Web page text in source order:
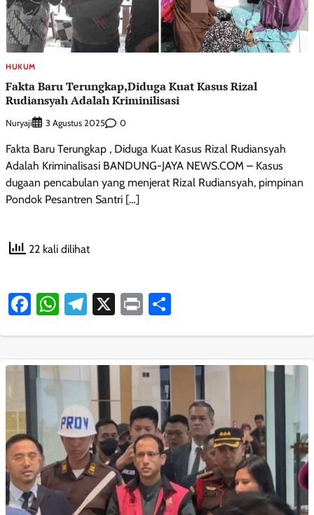
HUKUM
Fakta Baru Terungkap,Diduga Kuat Kasus Rizal
Rudiansyah Adalah Kriminilisasi
Nuryaji 3 Agustus 2025 0
Fakta Baru Terungkap , Diduga Kuat Kasus Rizal Rudiansyah
Adalah Kriminalisasi BANDUNG-JAYA NEWS.COM – Kasus
dugaan pencabulan yang menjerat Rizal Rudiansyah, pimpinan
Pondok Pesantren Santri […]
22 kali dilihat
Facebook
WhatsApp
Telegram
X Print